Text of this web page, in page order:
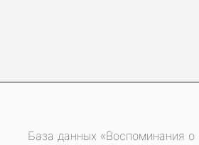
База данных «Воспоминания о